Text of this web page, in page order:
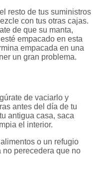
resto de tus suministros
con tus otras cajas.
de que su manta,
empacado en esta
empacada en una
un gran problema.
de vaciarlo y
antes del día de tu
antigua casa, saca
el interior.
o un refugio
no perecedera que no